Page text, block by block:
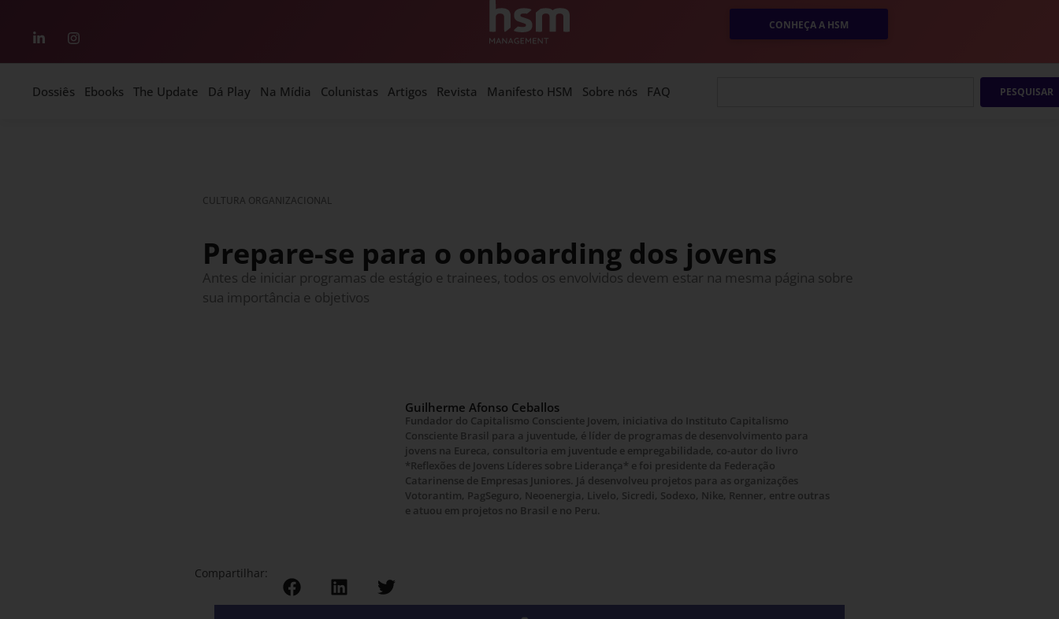
CONHEÇA A HSM
Dossiês Ebooks The Update Dá Play Na Mídia Colunistas Artigos Revista Manifesto HSM Sobre nós FAQ PESQUISAR
CULTURA ORGANIZACIONAL
Prepare-se para o onboarding dos jovens
Antes de iniciar programas de estágio e trainees, todos os envolvidos devem estar na mesma página sobre
sua importância e objetivos
Guilherme Afonso Ceballos
Fundador do Capitalismo Consciente Jovem, iniciativa do Instituto Capitalismo
Consciente Brasil para a juventude, é líder de programas de desenvolvimento para
jovens na Eureca, consultoria em juventude e empregabilidade, co-autor do livro
*Reflexões de Jovens Líderes sobre Liderança* e foi presidente da Federação
Catarinense de Empresas Juniores. Já desenvolveu projetos para as organizações
Votorantim, PagSeguro, Neoenergia, Livelo, Sicredi, Sodexo, Nike, Renner, entre outras
e atuou em projetos no Brasil e no Peru.
Compartilhar: